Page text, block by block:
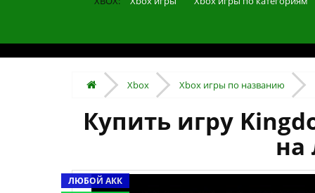
Xbox Xbox игры по названию
Купить игру
на
ЛЮБОЙ АКК